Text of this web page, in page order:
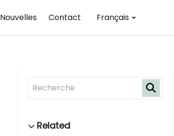
Nouvelles Contact Français